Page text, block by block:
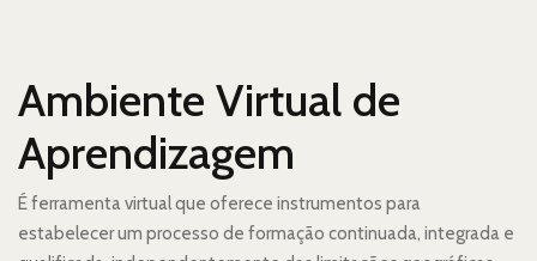
Ambiente Virtual de
Aprendizagem
É ferramenta virtual que oferece instrumentos para
estabelecer um processo de formação continuada, integrada e